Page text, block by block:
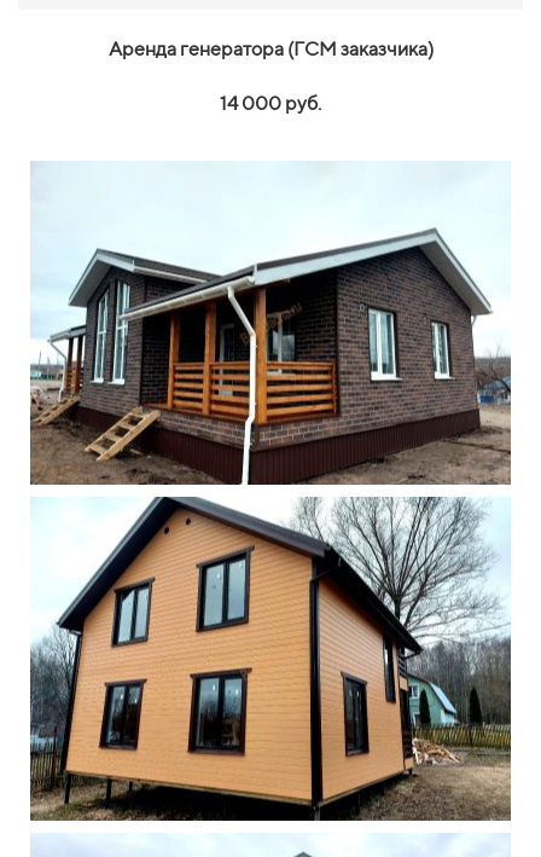
Аренда генератора (ГСМ заказчика)
14 000 руб.